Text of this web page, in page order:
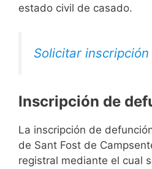
estado civil de casado.
Solicitar
Inscripción de
La inscripción de
de Sant Fost de
registral mediante el cual